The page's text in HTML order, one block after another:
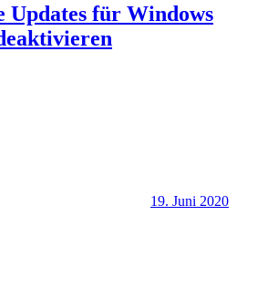
Updates für Windows
19. Juni 2020